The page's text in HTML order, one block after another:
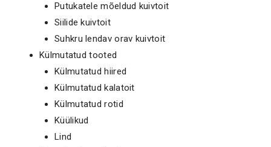
Putukatele mõeldud kuivtoit
Siilide kuivtoit
Suhkru lendav orav kuivtoit
Külmutatud tooted
Külmutatud hiired
Külmutatud kalatoit
Külmutatud rotid
Küülikud
Lind